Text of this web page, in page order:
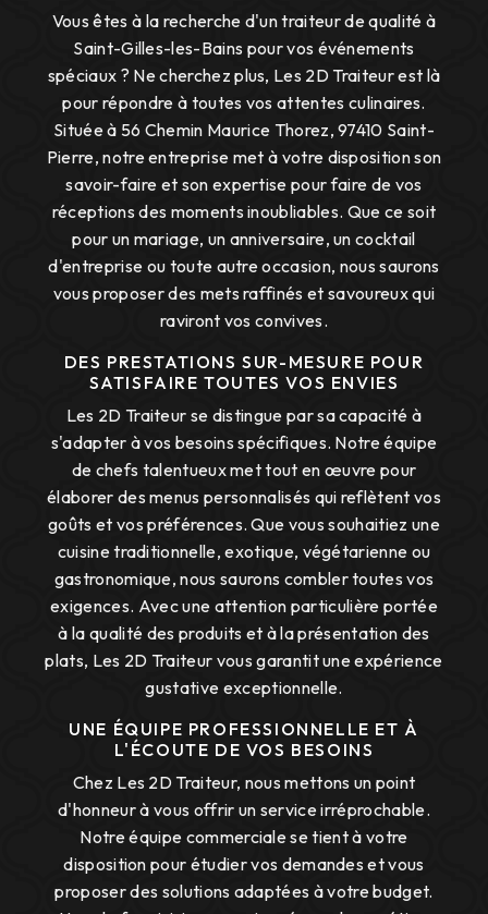
Vous êtes à la recherche d'un traiteur de qualité à
Saint-Gilles-les-Bains pour vos événements
spéciaux ? Ne cherchez plus, Les 2D Traiteur est là
pour répondre à toutes vos attentes culinaires.
Située à 56 Chemin Maurice Thorez, 97410 Saint-
Pierre, notre entreprise met à votre disposition son
savoir-faire et son expertise pour faire de vos
réceptions des moments inoubliables. Que ce soit
pour un mariage, un anniversaire, un cocktail
d'entreprise ou toute autre occasion, nous saurons
vous proposer des mets raffinés et savoureux qui
raviront vos convives.
DES PRESTATIONS SUR-MESURE POUR
SATISFAIRE TOUTES VOS ENVIES
Les 2D Traiteur se distingue par sa capacité à
s'adapter à vos besoins spécifiques. Notre équipe
de chefs talentueux met tout en œuvre pour
élaborer des menus personnalisés qui reflètent vos
goûts et vos préférences. Que vous souhaitiez une
cuisine traditionnelle, exotique, végétarienne ou
gastronomique, nous saurons combler toutes vos
exigences. Avec une attention particulière portée
à la qualité des produits et à la présentation des
plats, Les 2D Traiteur vous garantit une expérience
gustative exceptionnelle.
UNE ÉQUIPE PROFESSIONNELLE ET À
L'ÉCOUTE DE VOS BESOINS
Chez Les 2D Traiteur, nous mettons un point
d'honneur à vous offrir un service irréprochable.
Notre équipe commerciale se tient à votre
disposition pour étudier vos demandes et vous
proposer des solutions adaptées à votre budget.